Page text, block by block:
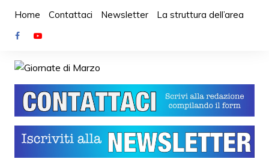
contenuto
Home Contattaci Newsletter La struttura dell’area